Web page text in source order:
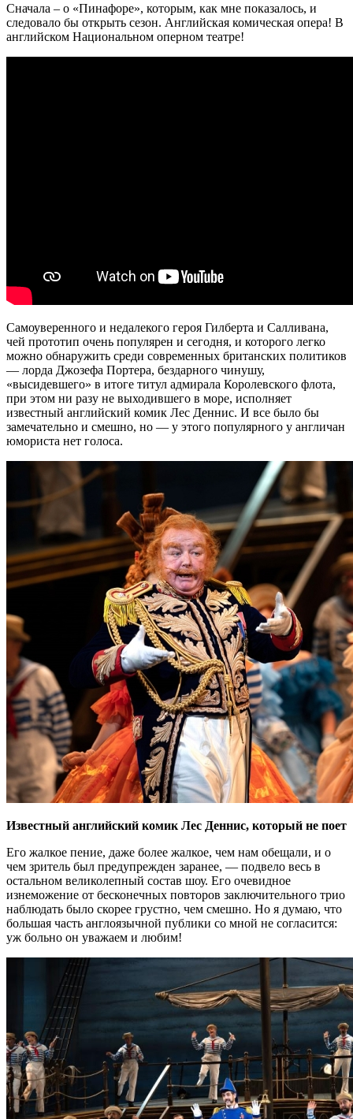
Сначала – о «Пинафоре», которым, как мне показалось, и
следовало бы открыть сезон. Английская комическая опера! В
английском Национальном оперном театре!
Самоуверенного и недалекого героя Гилберта и Салливана,
чей прототип очень популярен и сегодня, и которого легко
можно обнаружить среди современных британских политиков
— лорда Джозефа Портера, бездарного чинушу,
«высидевшего» в итоге титул адмирала Королевского флота,
при этом ни разу не выходившего в море, исполняет
известный английский комик Лес Деннис. И все было бы
замечательно и смешно, но — у этого популярного у англичан
юмориста нет голоса.
Известный английский комик Лес Деннис, который не поет
Его жалкое пение, даже более жалкое, чем нам обещали, и о
чем зритель был предупрежден заранее, — подвело весь в
остальном великолепный состав шоу. Его очевидное
изнеможение от бесконечных повторов заключительного трио
наблюдать было скорее грустно, чем смешно. Но я думаю, что
большая часть англоязычной публики со мной не согласится:
уж больно он уважаем и любим!